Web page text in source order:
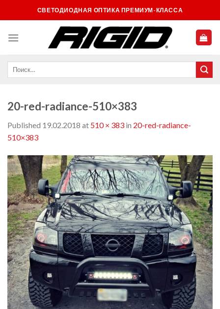
to
СВЕТОДИОДНАЯ ОПТИКА ПРЕМИУМ-КЛАССА
20-red-radiance-510×383
Published 19.02.2018 at 510 × 383 in 20-red-radiance-
510×383